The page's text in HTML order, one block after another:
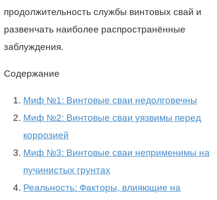
продолжительность службы винтовых свай и
развенчать наиболее распространённые
заблуждения.
Содержание
Миф №1: Винтовые сваи недолговечны
Миф №2: Винтовые сваи уязвимы перед
коррозией
Миф №3: Винтовые сваи неприменимы на
пучинистых грунтах
Реальность: Факторы, влияющие на